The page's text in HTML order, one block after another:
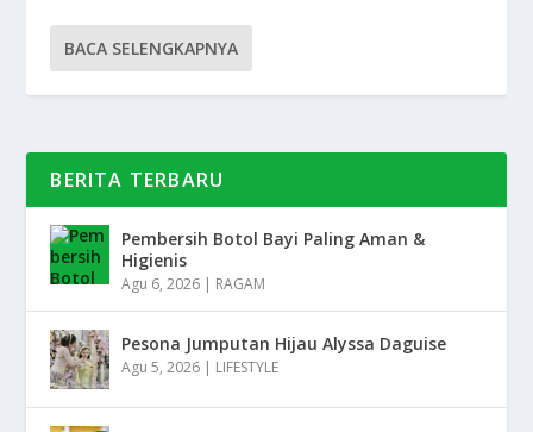
BACA SELENGKAPNYA
BERITA TERBARU
Pembersih Botol Bayi Paling Aman &
Higienis
Agu 6, 2026 | RAGAM
Pesona Jumputan Hijau Alyssa Daguise
Agu 5, 2026 | LIFESTYLE